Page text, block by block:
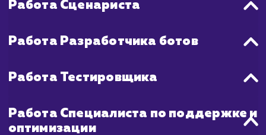
- тестирование и отладка, которые
занимают около 1 недели.
Точные сроки могут
и вашей обратной связи. Мы